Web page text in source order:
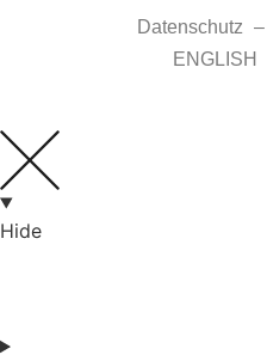
Datenschutz –
ENGLISH
Hide